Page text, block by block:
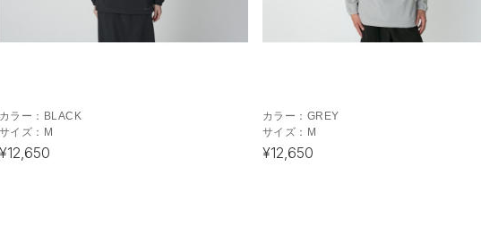
カラー： BLACK
サイズ： M
¥12,650
カラー： GREY
サイズ： M
¥12,650